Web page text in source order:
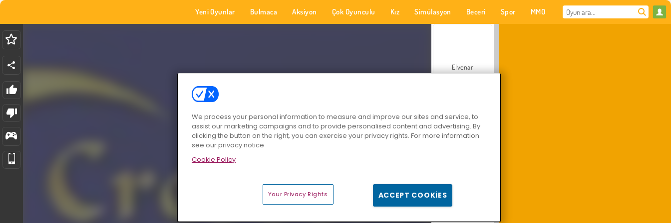
Yeni Oyunlar Bulmaca Aksiyon Çok Oyunculu Kız Simülasyon Beceri Spor MMO
Elvenar
We process your personal information to measure and improve our sites and service, to
assist our marketing campaigns and to provide personalised content and advertising. By
clicking the button on the right, you can exercise your privacy rights. For more information
see our privacy notice
Cookie Policy
Your Privacy Rights ACCEPT COOKIES